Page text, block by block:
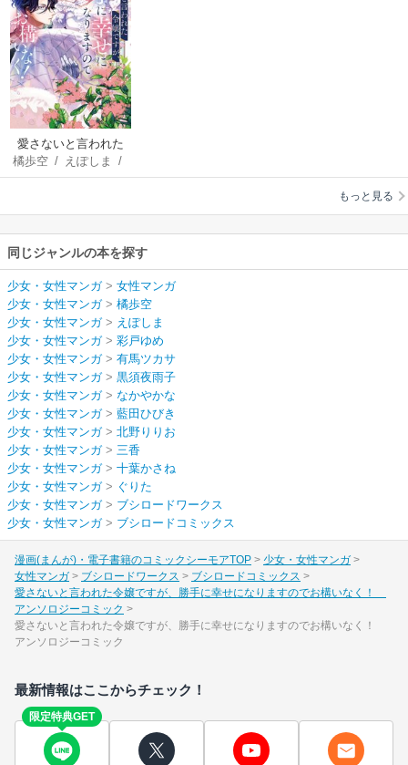
愛さないと言われた
令嬢ですが、勝手に
幸せになりますので
ソロジーコミック
橘歩空 / えぽしま
/
彩戸ゆめ/有馬ツカ
かやかな/藍田ひび
き/北野りりお/三
香/十葉かさね/ぐ
りた
もっと見る
同じジャンルの本を探す
少女・女性マンガ> 女性マンガ
少女・女性マンガ> 橘歩空
少女・女性マンガ> えぽしま
少女・女性マンガ> 彩戸ゆめ
少女・女性マンガ> 有馬ツカサ
少女・女性マンガ> 黒須夜雨子
少女・女性マンガ> なかやかな
少女・女性マンガ> 藍田ひびき
少女・女性マンガ> 北野りりお
少女・女性マンガ> 三香
少女・女性マンガ> 十葉かさね
少女・女性マンガ> ぐりた
少女・女性マンガ> ブシロードワークス
少女・女性マンガ> ブシロードコミックス
漫画(まんが)・電子書籍のコミックシーモアTOP
少女・女性マンガ
女性マンガ
ブシロードワークス
ブシロードコミックス
愛さないと言われた令嬢ですが、勝手に幸せになりますのでお構いなく！
アンソロジーコミック
愛さないと言われた令嬢ですが、勝手に幸せになりますのでお構いなく！
アンソロジーコミック
最新情報はここからチェック！
限定特典GET